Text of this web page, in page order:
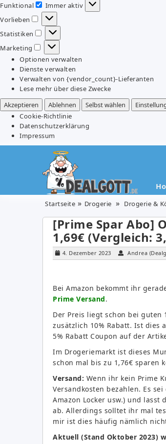
Funktional
Funktional
Immer aktiv
Vorlieben
Vorlieben
Statistiken
Statistiken
Marketing
Marketing
Optionen verwalten
Dienste verwalten
Verwalten von {vendor_count}-Lieferanten
Lese mehr über diese Zwecke
Akzeptieren
Ablehnen Selbst wählen
Cookie-Richtlinie
Datenschutzerklärung
Impressum
Startseite Drogerie Drogerie &
[Prime Spar Abo]
1,69€ (Vergleich:
4. Dezember 2023 Andrea
Bei Amazon bekommt ihr
Prime Versand.
Der Preis liegt schon bei guten
zusätzlich 10% Rabatt. Ist dies
5% Rabatt Coupon auf der
Im Drogeriemarkt ist dieses
schon mal bis zu 1,76€ sparen
Versand: Wenn ihr kein Prime
Versandkosten bezahlen. Es
Amazon Locker usw.) und
ab. Allerdings solltet ihr mal
mir ist dies häufig nämlich
Aktuell (Stand Oktober 2023)